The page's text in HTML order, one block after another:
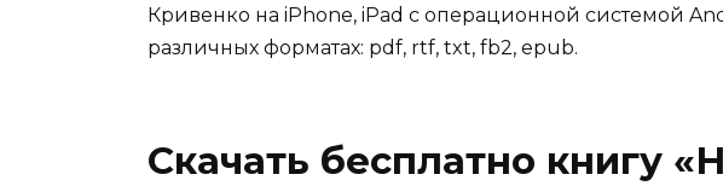
Кривенко на iPhone, iPad с операционной системой
различных форматах: pdf, rtf, txt, fb2, epub.
Скачать бесплатно книгу